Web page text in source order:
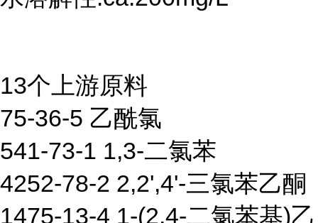
13个上游原料
75-36-5 乙酰氯
541-73-1 1,3-二氯苯
4252-78-2 2,2',4'-三氯苯乙酮
1475-13-4 1-(2,4-二氯苯基)乙